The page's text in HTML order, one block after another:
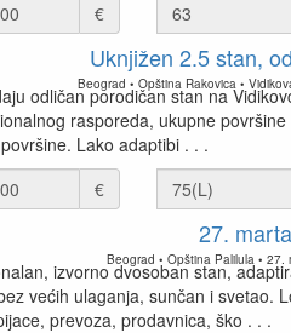
€
Uknjižen 2.5 stan,
Beograd • Opština Rakovica •
odličan porodičan stan na
rasporeda, ukupne
Lako adaptibi . . .
€
27. marta
Beograd • Opština Palilula • 27.
izvorno dvosoban stan,
većih ulaganja, sunčan i svetao.
prevoza, prodavnica, ško . . .